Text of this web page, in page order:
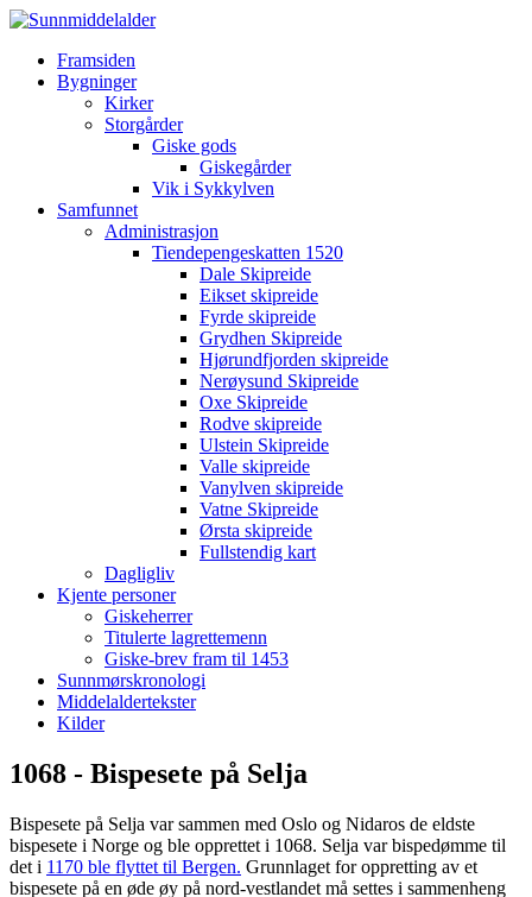
Framsiden
Bygninger
Kirker
Storgårder
Giske gods
Giskegårder
Vik i Sykkylven
Samfunnet
Administrasjon
Tiendepengeskatten 1520
Dale Skipreide
Eikset skipreide
Fyrde skipreide
Grydhen Skipreide
Hjørundfjorden skipreide
Nerøysund Skipreide
Oxe Skipreide
Rodve skipreide
Ulstein Skipreide
Valle skipreide
Vanylven skipreide
Vatne Skipreide
Ørsta skipreide
Fullstendig kart
Dagligliv
Kjente personer
Giskeherrer
Titulerte lagrettemenn
Giske-brev fram til 1453
Sunnmørskronologi
Middelaldertekster
Kilder
1068 - Bispesete på Selja
Bispesete på Selja var sammen med Oslo og Nidaros de eldste
bispesete i Norge og ble opprettet i 1068. Selja var bispedømme til
det i 1170 ble flyttet til Bergen. Grunnlaget for oppretting av et
bispesete på en øde øy på nord-vestlandet må settes i sammenheng